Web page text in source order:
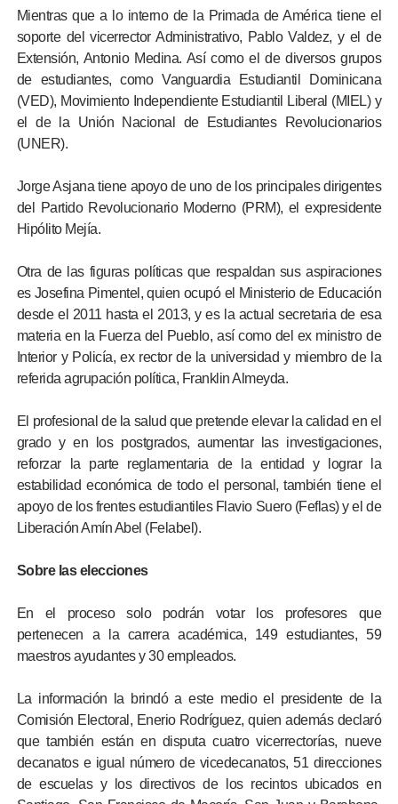
Mientras que a lo interno de la Primada de América tiene el
soporte del vicerrector Administrativo, Pablo Valdez, y el de
Extensión, Antonio Medina. Así como el de diversos grupos
de estudiantes, como Vanguardia Estudiantil Dominicana
(VED), Movimiento Independiente Estudiantil Liberal (MIEL) y
el de la Unión Nacional de Estudiantes Revolucionarios
(UNER).
Jorge Asjana tiene apoyo de uno de los principales dirigentes
del Partido Revolucionario Moderno (PRM), el expresidente
Hipólito Mejía.
Otra de las figuras políticas que respaldan sus aspiraciones
es Josefina Pimentel, quien ocupó el Ministerio de Educación
desde el 2011 hasta el 2013, y es la actual secretaria de esa
materia en la Fuerza del Pueblo, así como del ex ministro de
Interior y Policía, ex rector de la universidad y miembro de la
referida agrupación política, Franklin Almeyda.
El profesional de la salud que pretende elevar la calidad en el
grado y en los postgrados, aumentar las investigaciones,
reforzar la parte reglamentaria de la entidad y lograr la
estabilidad económica de todo el personal, también tiene el
apoyo de los frentes estudiantiles Flavio Suero (Feflas) y el de
Liberación Amín Abel (Felabel).
Sobre las elecciones
En el proceso solo podrán votar los profesores que
pertenecen a la carrera académica, 149 estudiantes, 59
maestros ayudantes y 30 empleados.
La información la brindó a este medio el presidente de la
Comisión Electoral, Enerio Rodríguez, quien además declaró
que también están en disputa cuatro vicerrectorías, nueve
decanatos e igual número de vicedecanatos, 51 direcciones
de escuelas y los directivos de los recintos ubicados en